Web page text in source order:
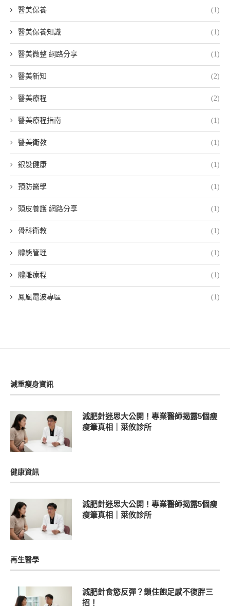
醫美保養 (1)
醫美保養知識 (1)
醫美微整 網路分享 (1)
醫美新知 (2)
醫美療程 (2)
醫美療程指南 (1)
醫美衛教 (1)
銀髮健康 (1)
預防醫學 (1)
頭皮養護 網路分享 (1)
骨科衛教 (1)
體態管理 (1)
體雕療程 (1)
鳳凰電波專區 (1)
減重瘦身資訊
減肥針迷思大公開！專業醫師揭露5個瘦
瘦筆真相｜萊攸診所
健康資訊
減肥針迷思大公開！專業醫師揭露5個瘦
瘦筆真相｜萊攸診所
再生醫學
減肥針食慾反彈？鎖住飽足感不復胖三
招！